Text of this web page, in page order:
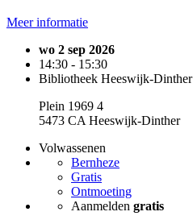
Meer informatie
wo 2 sep 2026
14:30 - 15:30
Bibliotheek Heeswijk-Dinther
Plein 1969 4
5473 CA Heeswijk-Dinther
Volwassenen
Bernheze
Gratis
Ontmoeting
Aanmelden gratis